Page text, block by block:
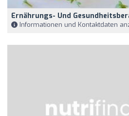
Ernährungs- Und
Informationen und Kontaktdaten